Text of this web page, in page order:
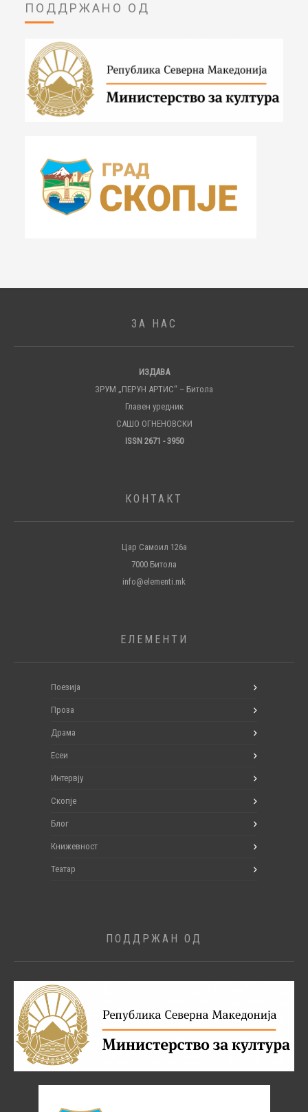
ПОДДРЖАНО ОД
ЗА НАС
ИЗДАВА
ЗРУМ „ПЕРУН АРТИС“ – Битола
Главен уредник
САШО ОГНЕНОВСКИ
ISSN 2671 - 3950
КОНТАКТ
Цар Самоил 126а
7000 Битола
info@elementi.mk
ЕЛЕМЕНТИ
Поезија
Проза
Драма
Есеи
Интервју
Скопје
Блог
Книжевност
Театар
ПОДДРЖАН ОД